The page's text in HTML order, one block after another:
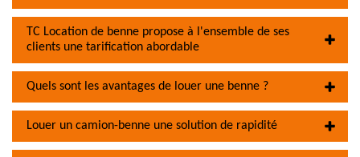
TC Location de benne propose à l'ensemble de ses
clients une tarification abordable
Quels sont les avantages de louer une benne ?
Louer un camion-benne une solution de rapidité